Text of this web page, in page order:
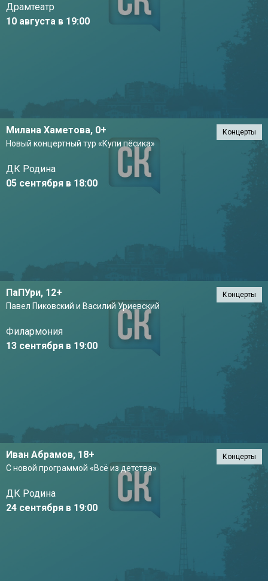
Драмтеатр
10 августа в 19:00
Милана Хаметова, 0+
Новый концертный тур «Купи пёсика»
ДК Родина
05 сентября в 18:00
Концерты
ПаПУри, 12+
Павел Пиковский и Василий Уриевский
Филармония
13 сентября в 19:00
Концерты
Иван Абрамов, 18+
С новой программой «Всё из детства»
ДК Родина
24 сентября в 19:00
Концерты